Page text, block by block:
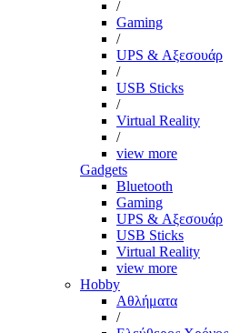
/
Gaming
/
UPS & Αξεσουάρ
/
USB Sticks
/
Virtual Reality
/
view more
Gadgets
Bluetooth
Gaming
UPS & Αξεσουάρ
USB Sticks
Virtual Reality
view more
Hobby
Αθλήματα
/